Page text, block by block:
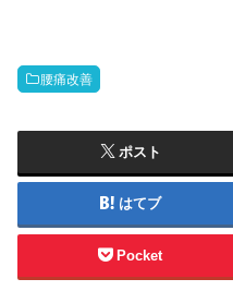
腰痛改善
ポスト
はてブ
Pocket